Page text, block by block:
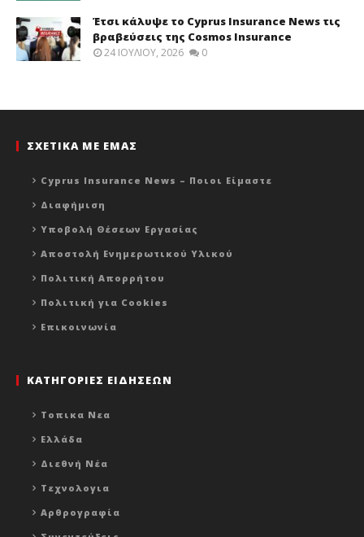
Έτσι κάλυψε το Cyprus Insurance News τις
βραβεύσεις της Cosmos Insurance
24 ΙΟΥΛΊΟΥ, 2026 0
ΣΧΕΤΙΚΑ ΜΕ ΕΜΑΣ
Cyprus Insurance News – Ποιοι Είμαστε
Διαφήμιση
Υποβολή Θέσεων Εργασίας
Αποστολή Ενημερωτικού Υλικού
Πολιτική Απορρήτου
Πολιτική για Cookies
Επικοινωνία
ΚΑΤΗΓΟΡΙΕΣ ΕΙΔΗΣΕΩΝ
Τοπικα Νεα
Ελλάδα
Διεθνή Νέα
Τεχνολογια
Αρθρογραφία